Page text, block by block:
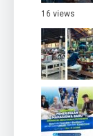
16 views